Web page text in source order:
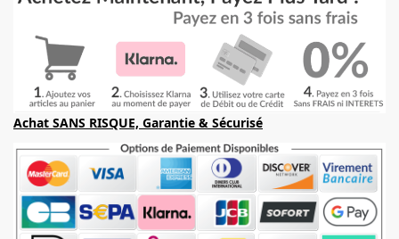
Achat SANS RISQUE, Garantie & Sécurisé